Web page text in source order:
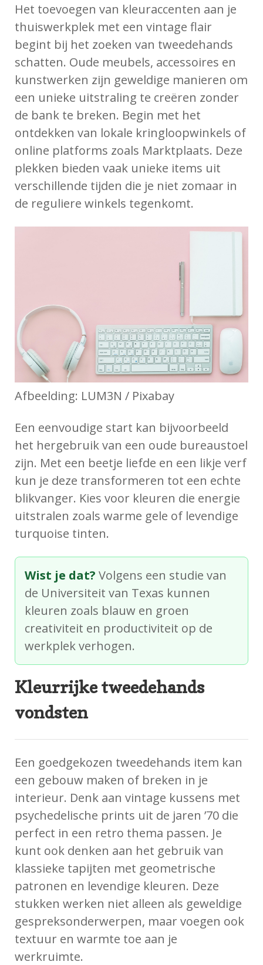
Het toevoegen van kleuraccenten aan je
thuiswerkplek met een vintage flair
begint bij het zoeken van tweedehands
schatten. Oude meubels, accessoires en
kunstwerken zijn geweldige manieren om
een unieke uitstraling te creëren zonder
de bank te breken. Begin met het
ontdekken van lokale kringloopwinkels of
online platforms zoals Marktplaats. Deze
plekken bieden vaak unieke items uit
verschillende tijden die je niet zomaar in
de reguliere winkels tegenkomt.
Afbeelding: LUM3N / Pixabay
Een eenvoudige start kan bijvoorbeeld
het hergebruik van een oude bureaustoel
zijn. Met een beetje liefde en een likje verf
kun je deze transformeren tot een echte
blikvanger. Kies voor kleuren die energie
uitstralen zoals warme gele of levendige
turquoise tinten.
Wist je dat? Volgens een studie van
de Universiteit van Texas kunnen
kleuren zoals blauw en groen
creativiteit en productiviteit op de
werkplek verhogen.
Kleurrijke tweedehands
vondsten
Een goedgekozen tweedehands item kan
een gebouw maken of breken in je
interieur. Denk aan vintage kussens met
psychedelische prints uit de jaren ’70 die
perfect in een retro thema passen. Je
kunt ook denken aan het gebruik van
klassieke tapijten met geometrische
patronen en levendige kleuren. Deze
stukken werken niet alleen als geweldige
gespreksonderwerpen, maar voegen ook
textuur en warmte toe aan je
werkruimte.